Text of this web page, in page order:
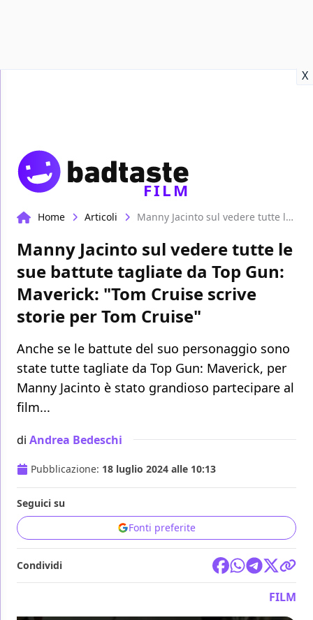
X
FILM
Home Articoli Manny Jacinto sul vedere tutte le sue battute tagliate da Top Gun: Maverick: "Tom Cruise scrive storie per Tom Cruise"
Manny Jacinto sul vedere tutte le
sue battute tagliate da Top Gun:
Maverick: "Tom Cruise scrive
storie per Tom Cruise"
Anche se le battute del suo personaggio sono
state tutte tagliate da Top Gun: Maverick, per
Manny Jacinto è stato grandioso partecipare al
film...
di Andrea Bedeschi
Pubblicazione: 18 luglio 2024 alle 10:13
Seguici su
Fonti preferite
Condividi
FILM